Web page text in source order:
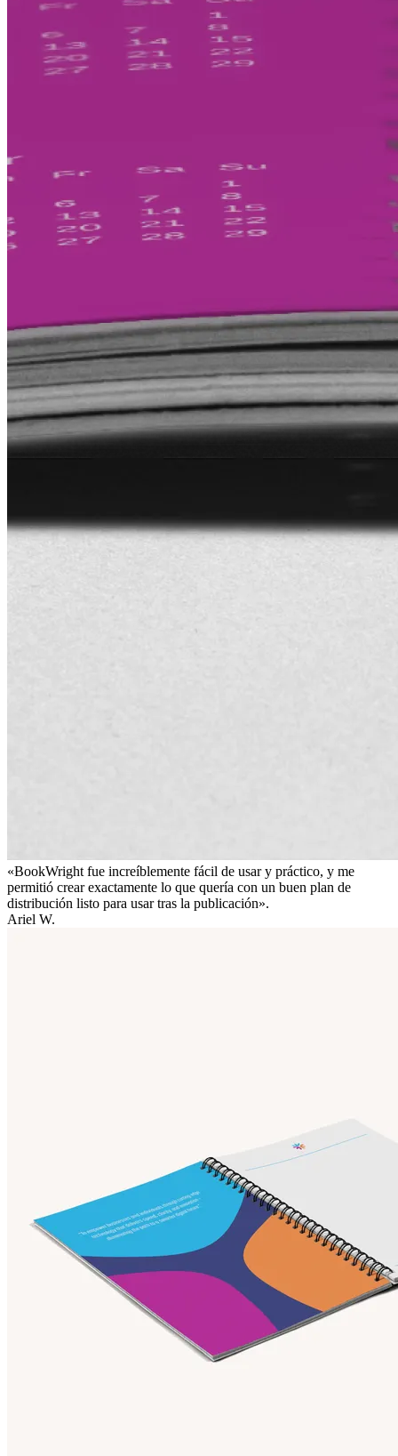
«BookWright fue increíblemente fácil de usar y práctico, y me
permitió crear exactamente lo que quería con un buen plan de
distribución listo para usar tras la publicación».
Ariel W.